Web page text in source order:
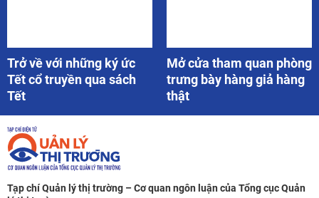
Trở về với những ký ức
Tết cổ truyền qua sách
Tết
Mở cửa tham quan phòng
trưng bày hàng giả hàng
thật
Tạp chí Quản lý thị trường – Cơ quan ngôn luận của Tổng cục Quản